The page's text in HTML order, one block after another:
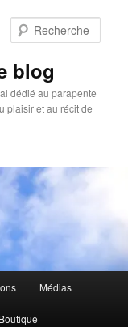
blog
dédié au parapente
plaisir et au récit de
Médias
Boutique